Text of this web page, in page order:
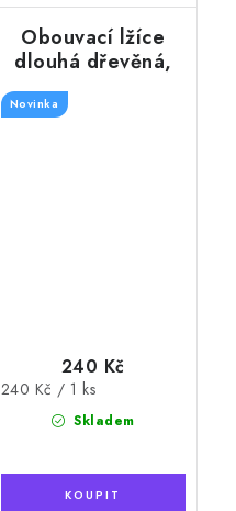
Obouvací lžíce
dlouhá dřevěná,
barva olše, 74 cm
Novinka
Skladem
240 Kč
Měrná
240 Kč / 1 ks